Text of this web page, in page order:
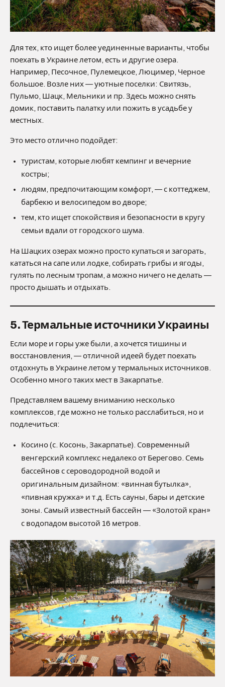
Для тех, кто ищет более уединенные варианты, чтобы
поехать в Украине летом, есть и другие озера.
Например, Песочное, Пулемецкое, Люцимер, Черное
большое. Возле них — уютные поселки: Свитязь,
Пульмо, Шацк, Мельники и пр. Здесь можно снять
домик, поставить палатку или пожить в усадьбе у
местных.
Это место отлично подойдет:
туристам, которые любят кемпинг и вечерние
костры;
людям, предпочитающим комфорт, — с коттеджем,
барбекю и велосипедом во дворе;
тем, кто ищет спокойствия и безопасности в кругу
семьи вдали от городского шума.
На Шацких озерах можно просто купаться и загорать,
кататься на сапе или лодке, собирать грибы и ягоды,
гулять по лесным тропам, а можно ничего не делать —
просто дышать и отдыхать.
5. Термальные источники Украины
Если море и горы уже были, а хочется тишины и
восстановления, — отличной идеей будет поехать
отдохнуть в Украине летом у термальных источников.
Особенно много таких мест в Закарпатье.
Представляем вашему вниманию несколько
комплексов, где можно не только расслабиться, но и
подлечиться:
Косино (с. Косонь, Закарпатье). Современный
венгерский комплекс недалеко от Берегово. Семь
бассейнов с сероводородной водой и
оригинальным дизайном: «винная бутылка»,
«пивная кружка» и т.д. Есть сауны, бары и детские
зоны. Самый известный бассейн — «Золотой кран»
с водопадом высотой 16 метров.